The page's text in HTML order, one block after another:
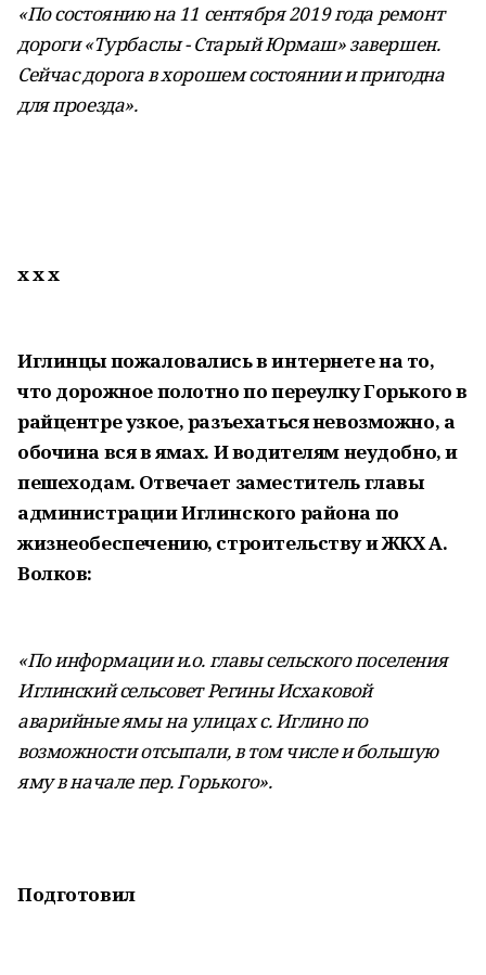
«По состоянию на 11 сентября 2019 года ремонт
дороги «Турбаслы - Старый Юрмаш» завершен.
Сейчас дорога в хорошем состоянии и пригодна
для проезда».
х х х
Иглинцы пожаловались в интернете на то,
что дорожное полотно по переулку Горького в
райцентре узкое, разъехаться невозможно, а
обочина вся в ямах. И водителям неудобно, и
пешеходам. Отвечает заместитель главы
администрации Иглинского района по
жизнеобеспечению, строительству и ЖКХ А.
Волков:
«По информации и.о. главы сельского поселения
Иглинский сельсовет Регины Исхаковой
аварийные ямы на улицах с. Иглино по
возможности отсыпали, в том числе и большую
яму в начале пер. Горького».
Подготовил